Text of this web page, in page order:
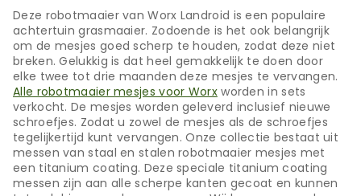
Deze robotmaaier van Worx Landroid is een populaire
achtertuin grasmaaier. Zodoende is het ook belangrijk
om de mesjes goed scherp te houden, zodat deze niet
breken. Gelukkig is dat heel gemakkelijk te doen door
elke twee tot drie maanden deze mesjes te vervangen.
Alle robotmaaier mesjes voor Worxworden in sets
verkocht. De mesjes worden geleverd inclusief nieuwe
schroefjes. Zodat u zowel de mesjes als de schroefjes
tegelijkertijd kunt vervangen. Onze collectie bestaat uit
messen van staal en stalen robotmaaier mesjes met
een titanium coating. Deze speciale titanium coating
messen zijn aan alle scherpe kanten gecoat en kunnen